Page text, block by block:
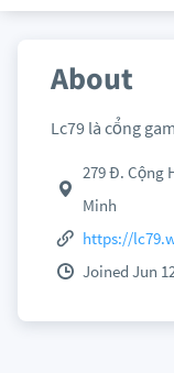
About
Lc79 là cổng
279 Đ. Cộng
Minh
https://
Joined Jun